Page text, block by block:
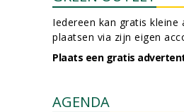
Iedereen kan gratis kleine
plaatsen via zijn eigen
Plaats een gratis
AGENDA